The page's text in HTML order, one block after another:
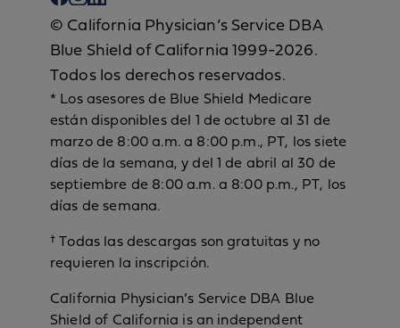
© California Physician’s Service DBA
Blue Shield of California 1999-2026.
Todos los derechos reservados.
* Los asesores de Blue Shield Medicare
están disponibles del 1 de octubre al 31 de
marzo de 8:00 a.m. a 8:00 p.m., PT, los siete
días de la semana, y del 1 de abril al 30 de
septiembre de 8:00 a.m. a 8:00 p.m., PT, los
días de semana.
† Todas las descargas son gratuitas y no
requieren la inscripción.
California Physician’s Service DBA Blue
Shield of California is an independent